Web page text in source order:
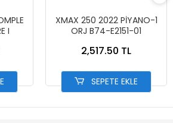
I
XMAX 250 2022 PİYANO-1
ORJ B74-E2151-01
2,517.50 TL
SEPETE EKLE